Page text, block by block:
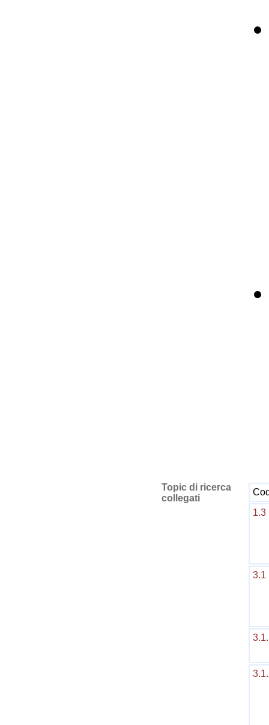
Topic di ricerca
collegati
1.3
3.1